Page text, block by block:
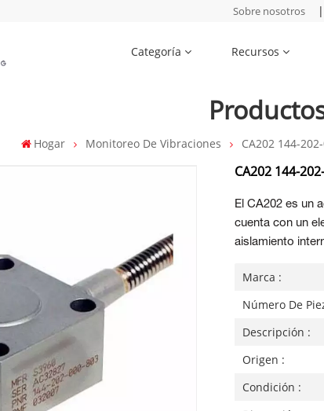
Sobre nosotros |
Categoría Recursos
Hogar Monitoreo De Vibraciones CA202 144-
CA202 144-
El CA202 es un
cuenta con un
aislamiento
Marca :
Número De
Descripción :
Origen :
Condición :